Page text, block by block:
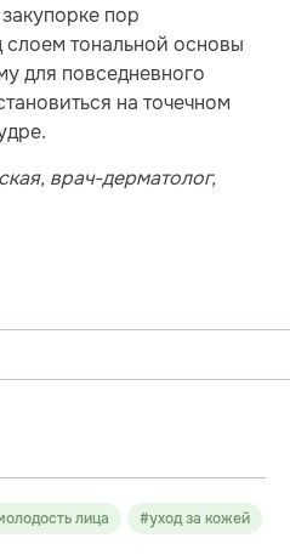
пор
тональной основы
для повседневного
на точечном
врач-дерматолог,
лица #уход за кожей